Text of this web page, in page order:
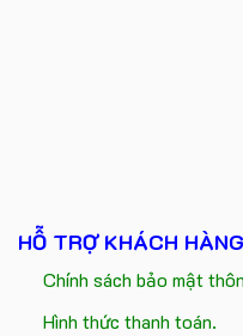
HỖ TRỢ KHÁCH
Chính sách bảo mật
Hình thức thanh toán.